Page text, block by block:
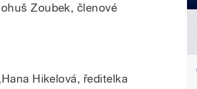
Zoubek, členové
Hikelová, ředitelka